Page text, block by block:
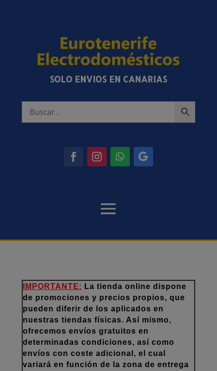
SOLO ENVIOS EN CANARIAS
IMPORTANTE: La tienda online dispone
de promociones y precios propios, que
pueden diferir de los aplicados en
nuestras tiendas físicas. Así mismo,
ofrecemos envíos gratuitos en
determinadas condiciones, así como
envíos con coste adicional, el cual
variará en función de la zona de entrega